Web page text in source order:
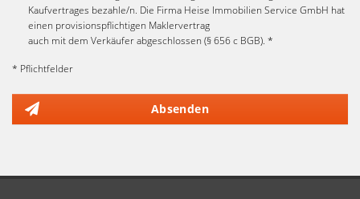
Kaufvertrages bezahle/n. Die Firma Heise Immobilien Service GmbH hat
einen provisionspflichtigen Maklervertrag
auch mit dem Verkäufer abgeschlossen (§ 656 c BGB). *
* Pflichtfelder
Absenden